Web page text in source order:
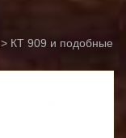
> КТ 909 и подобные